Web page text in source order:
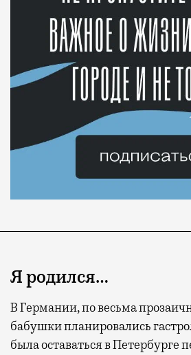
Я родился…
В Германии, по весьма
бабушки планировались
была оставаться в Петербурге